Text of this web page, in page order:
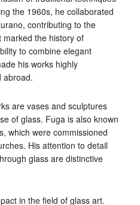
the 1960s, he collaborated
contributing to the
marked the history of
to combine elegant
his works highly
abroad.
are vases and sculptures
of glass. Fuga is also known
which were commissioned
His attention to detail
glass are distinctive
in the field of glass art.